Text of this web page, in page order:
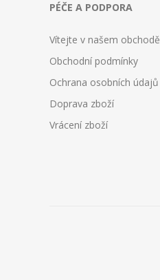
PÉČE A PODPORA
Vítejte v našem obchodě
Obchodní podmínky
Ochrana osobních údajů
Doprava zboží
Vrácení zboží